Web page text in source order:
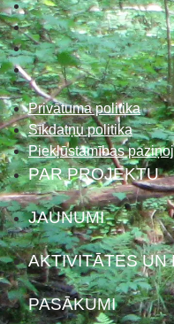
Privātuma politika
Sīkdatņu politika
Piekļūstamības
PAR PROJEKTU
JAUNUMI
AKTIVITĀTES UN
PASĀKUMI